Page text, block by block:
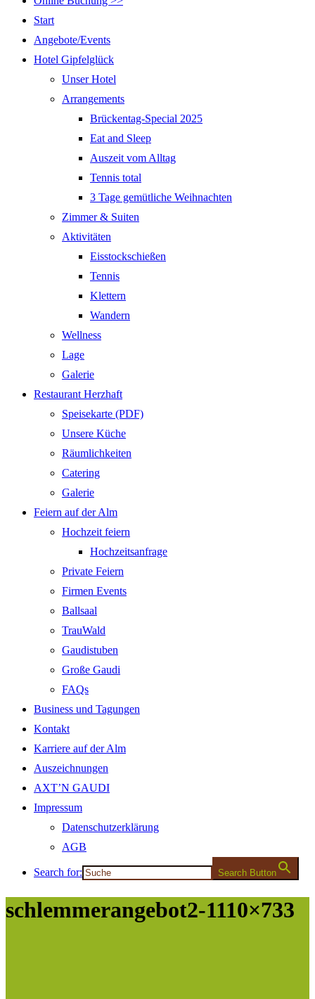
Start
Angebote/Events
Hotel Gipfelglück
Unser Hotel
Arrangements
Brückentag-Special 2025
Eat and Sleep
Auszeit vom Alltag
Tennis total
3 Tage gemütliche Weihnachten
Zimmer & Suiten
Aktivitäten
Eisstockschießen
Tennis
Klettern
Wandern
Wellness
Lage
Galerie
Restaurant Herzhaft
Speisekarte (PDF)
Unsere Küche
Räumlichkeiten
Catering
Galerie
Feiern auf der Alm
Hochzeit feiern
Hochzeitsanfrage
Private Feiern
Firmen Events
Ballsaal
TrauWald
Gaudistuben
Große Gaudi
FAQs
Business und Tagungen
Kontakt
Karriere auf der Alm
Auszeichnungen
AXT’N GAUDI
Impressum
Datenschutzerklärung
AGB
Search for: Search Button
schlemmerangebot2-1110×733